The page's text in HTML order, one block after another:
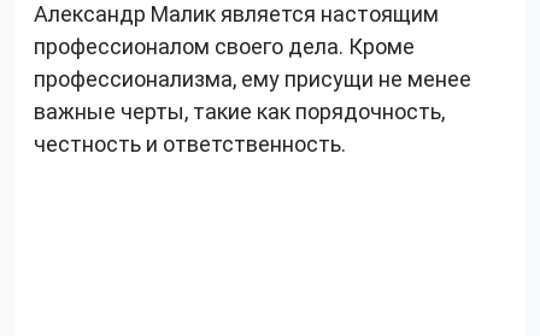
Александр Малик является настоящим
профессионалом своего дела. Кроме
профессионализма, ему присущи не менее
важные черты, такие как порядочность,
честность и ответственность.